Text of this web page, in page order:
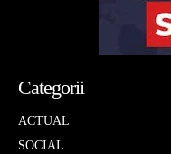
Categorii
ACTUAL
SOCIAL